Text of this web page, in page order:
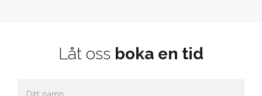
Låt oss boka en tid